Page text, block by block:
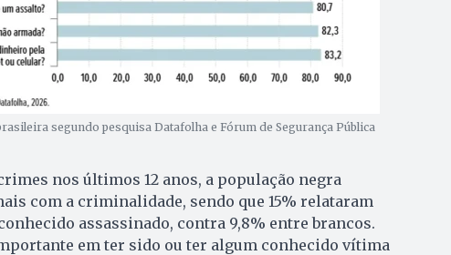
segundo pesquisa Datafolha e Fórum de Segurança Pública
nos últimos 12 anos, a população negra
com a criminalidade, sendo que 15% relataram
assassinado, contra 9,8% entre brancos.
em ter sido ou ter algum conhecido vítima